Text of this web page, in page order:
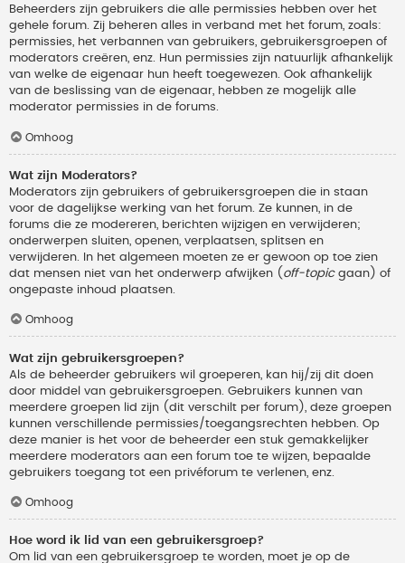
Beheerders zijn gebruikers die alle permissies hebben over het
gehele forum. Zij beheren alles in verband met het forum, zoals:
permissies, het verbannen van gebruikers, gebruikersgroepen of
moderators creëren, enz. Hun permissies zijn natuurlijk afhankelijk
van welke de eigenaar hun heeft toegewezen. Ook afhankelijk
van de beslissing van de eigenaar, hebben ze mogelijk alle
moderator permissies in de forums.
Omhoog
Wat zijn Moderators?
Moderators zijn gebruikers of gebruikersgroepen die in staan
voor de dagelijkse werking van het forum. Ze kunnen, in de
forums die ze modereren, berichten wijzigen en verwijderen;
onderwerpen sluiten, openen, verplaatsen, splitsen en
verwijderen. In het algemeen moeten ze er gewoon op toe zien
dat mensen niet van het onderwerp afwijken ( off-topicgaan) of
ongepaste inhoud plaatsen.
Omhoog
Wat zijn gebruikersgroepen?
Als de beheerder gebruikers wil groeperen, kan hij/zij dit doen
door middel van gebruikersgroepen. Gebruikers kunnen van
meerdere groepen lid zijn (dit verschilt per forum), deze groepen
kunnen verschillende permissies/toegangsrechten hebben. Op
deze manier is het voor de beheerder een stuk gemakkelijker
meerdere moderators aan een forum toe te wijzen, bepaalde
gebruikers toegang tot een privéforum te verlenen, enz.
Omhoog
Hoe word ik lid van een gebruikersgroep?
Om lid van een gebruikersgroep te worden, moet je op de